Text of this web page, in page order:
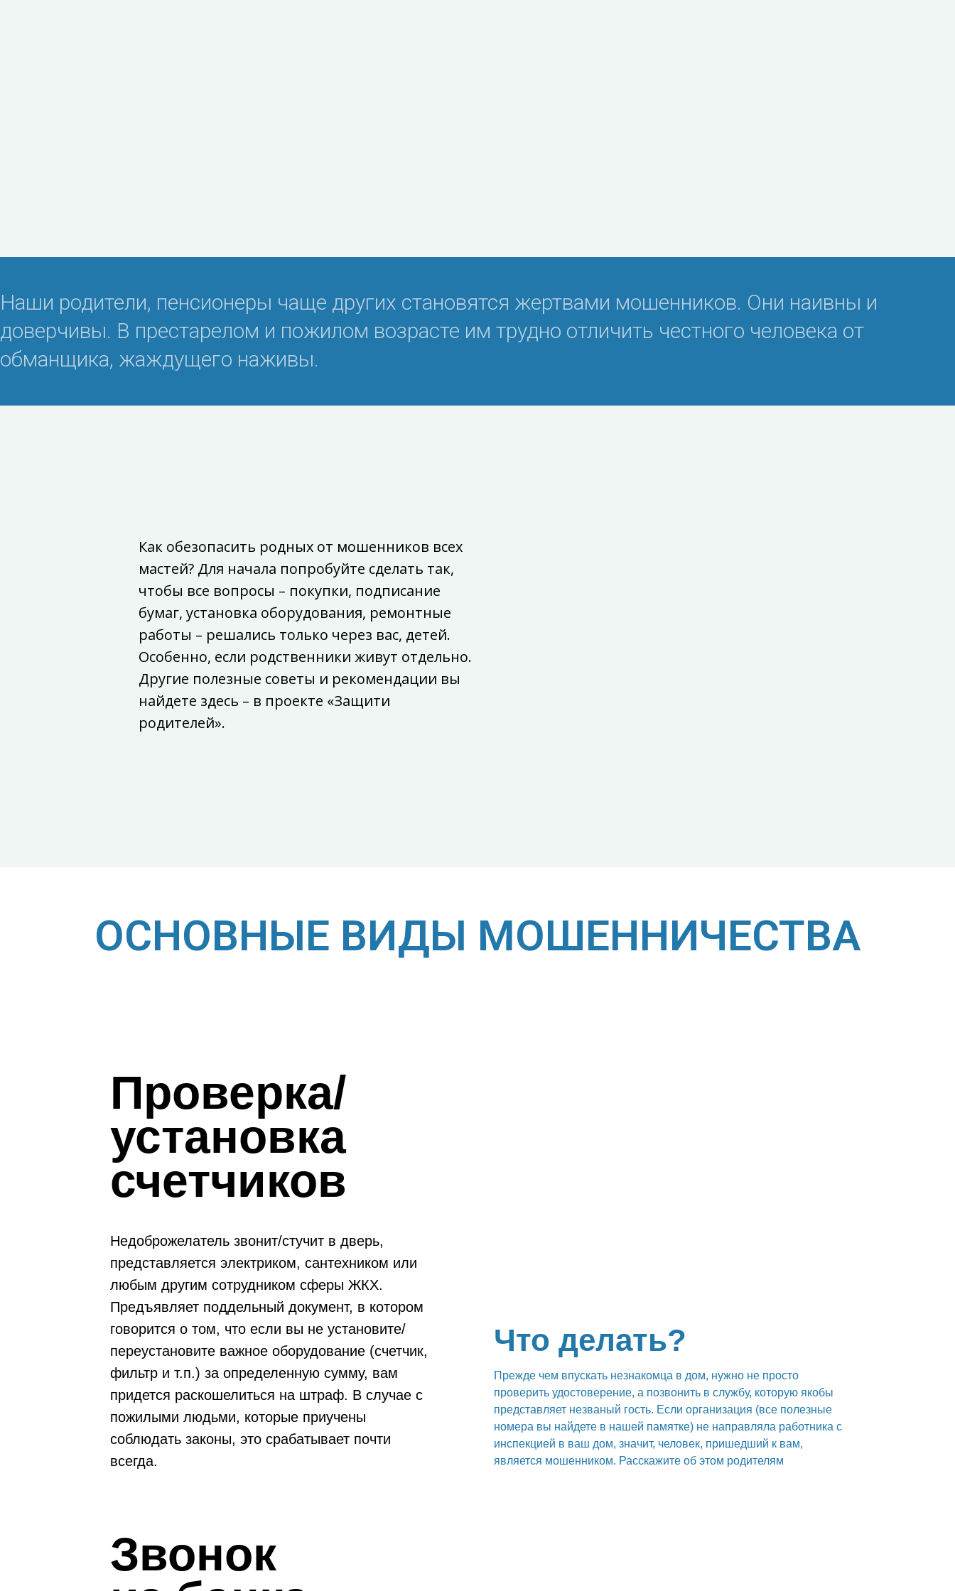
Наши родители, пенсионеры чаще других становятся жертвами мошенников. Они наивны и
доверчивы. В престарелом и пожилом возрасте им трудно отличить честного человека от
обманщика, жаждущего наживы.
Как обезопасить родных от мошенников всех
мастей? Для начала попробуйте сделать так,
чтобы все вопросы – покупки, подписание
бумаг, установка оборудования, ремонтные
работы – решались только через вас, детей.
Особенно, если родственники живут отдельно.
Другие полезные советы и рекомендации вы
найдете здесь – в проекте «Защити
родителей».
ОСНОВНЫЕ ВИДЫ МОШЕННИЧЕСТВА
Проверка/
установка
счетчиков
Недоброжелатель звонит/стучит в дверь,
представляется электриком, сантехником или
любым другим сотрудником сферы ЖКХ.
Предъявляет поддельный документ, в котором
говорится о том, что если вы не установите/
переустановите важное оборудование (счетчик,
фильтр и т.п.) за определенную сумму, вам
придется раскошелиться на штраф. В случае с
пожилыми людьми, которые приучены
соблюдать законы, это срабатывает почти
всегда.
Что делать?
Прежде чем впускать незнакомца в дом, нужно не просто
проверить удостоверение, а позвонить в службу, которую якобы
представляет незваный гость. Если организация (все полезные
номера вы найдете в нашей памятке) не направляла работника с
инспекцией в ваш дом, значит, человек, пришедший к вам,
является мошенником. Расскажите об этом родителям
Звонок